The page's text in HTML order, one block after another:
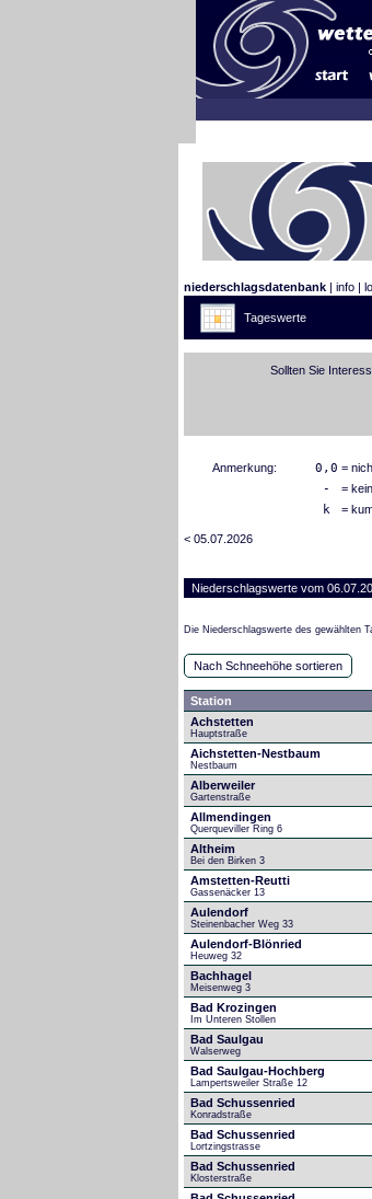
niederschlagsdatenbank | info |
Tageswerte
Sollten Sie
Anmerkung: 0,0 =
- =
k =
< 05.07.2026
Niederschlagswerte vom
Die Niederschlagswerte des gewählten
Nach Schneehöhe sortieren
Station
Achstetten
Hauptstraße
Aichstetten-Nestbaum
Nestbaum
Alberweiler
Gartenstraße
Allmendingen
Querqueviller Ring 6
Altheim
Bei den Birken 3
Amstetten-Reutti
Gassenäcker 13
Aulendorf
Steinenbacher Weg 33
Aulendorf-Blönried
Heuweg 32
Bachhagel
Meisenweg 3
Bad Krozingen
Im Unteren Stollen
Bad Saulgau
Walserweg
Bad Saulgau-Hochberg
Lampertsweiler Straße 12
Bad Schussenried
Konradstraße
Bad Schussenried
Lortzingstrasse
Bad Schussenried
Klosterstraße